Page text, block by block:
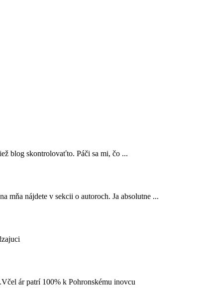
blog skontrolovaťto. Páči sa mi, čo ...
mňa nájdete v sekcii o autoroch. Ja absolutne ...
ár patrí 100% k Pohronskému inovcu